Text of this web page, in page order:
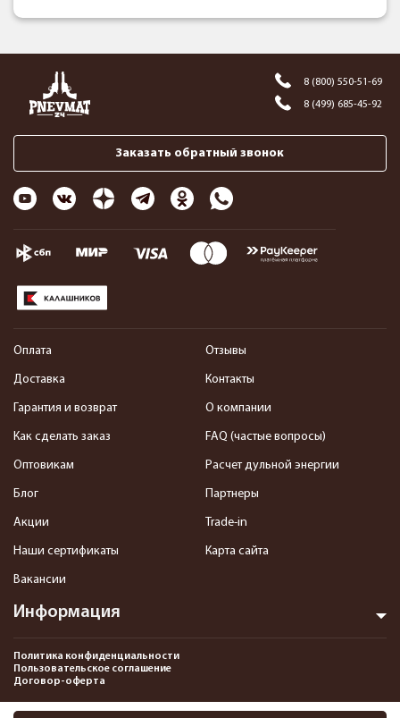
8 (800) 550-51-69
8 (499) 685-45-92
Заказать обратный звонок
Информация
Оплата
Доставка
Гарантия и возврат
Как сделать заказ
Оптовикам
Блог
Акции
Наши сертификаты
Вакансии
Отзывы
Контакты
О компании
FAQ (частые вопросы)
Расчет дульной энергии
Партнеры
Trade-in
Карта сайта
Политика конфиденциальности
Пользовательское соглашение
Договор-оферта